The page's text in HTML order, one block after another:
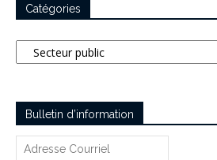
Catégories
Catégories
Bulletin d’information